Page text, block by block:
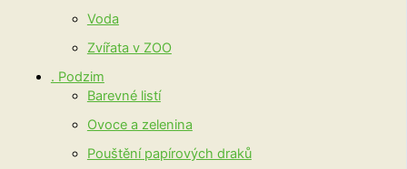
Voda
Zvířata v ZOO
. Podzim
Barevné listí
Ovoce a zelenina
Pouštění papírových draků